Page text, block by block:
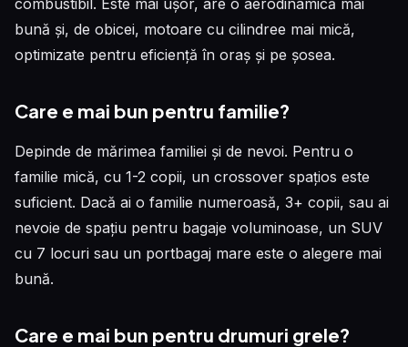
bună și, de obicei, motoare cu cilindree mai mică,
optimizate pentru eficiență în oraș și pe șosea.
Care e mai bun pentru familie?
Depinde de mărimea familiei și de nevoi. Pentru o
familie mică, cu 1-2 copii, un crossover spațios este
suficient. Dacă ai o familie numeroasă, 3+ copii, sau ai
nevoie de spațiu pentru bagaje voluminoase, un SUV
cu 7 locuri sau un portbagaj mare este o alegere mai
bună.
Care e mai bun pentru drumuri grele?